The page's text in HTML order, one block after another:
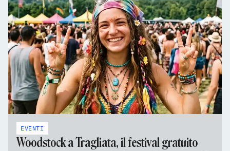
EVENTI
Woodstock a Tragliata, il festival gratuito